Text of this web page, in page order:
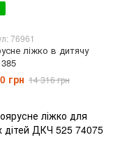
76961
ліжко в дитячу
грн 14 316 грн